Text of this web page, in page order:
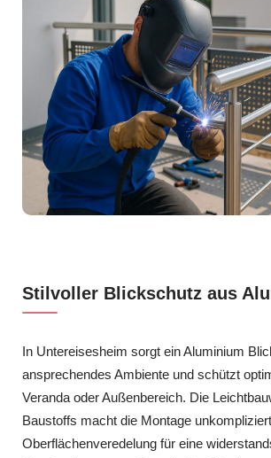
Stilvoller Blickschutz aus
In Untereisesheim sorgt ein Aluminium
ansprechendes Ambiente und schützt
Veranda oder Außenbereich. Die
Baustoffs macht die Montage
Oberflächenveredelung für eine